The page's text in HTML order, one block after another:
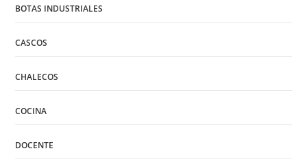
BOTAS INDUSTRIALES
CASCOS
CHALECOS
COCINA
DOCENTE